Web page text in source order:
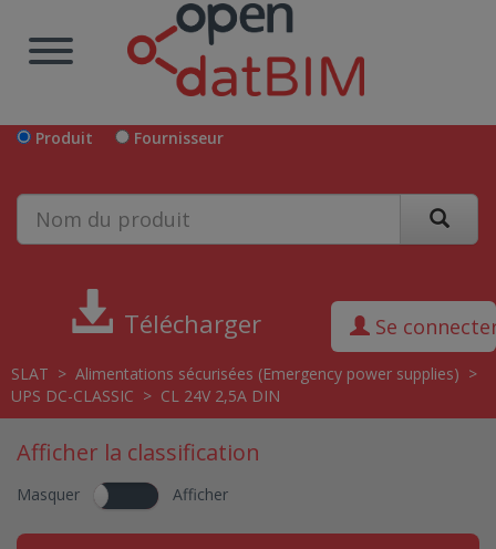
Produit Fournisseur
Télécharger Se
SLAT > Alimentations sécurisées (Emergency power supplies) >
UPS DC-CLASSIC > CL 24V 2,5A DIN
Afficher la classification
Masquer Afficher